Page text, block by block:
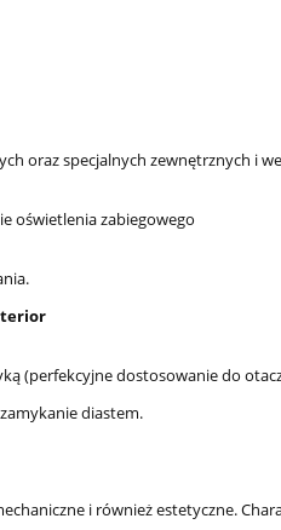
oraz specjalnych zewnętrznych i
oświetlenia zabiegowego
(perfekcyjne dostosowanie do
diastem.
i również estetyczne.